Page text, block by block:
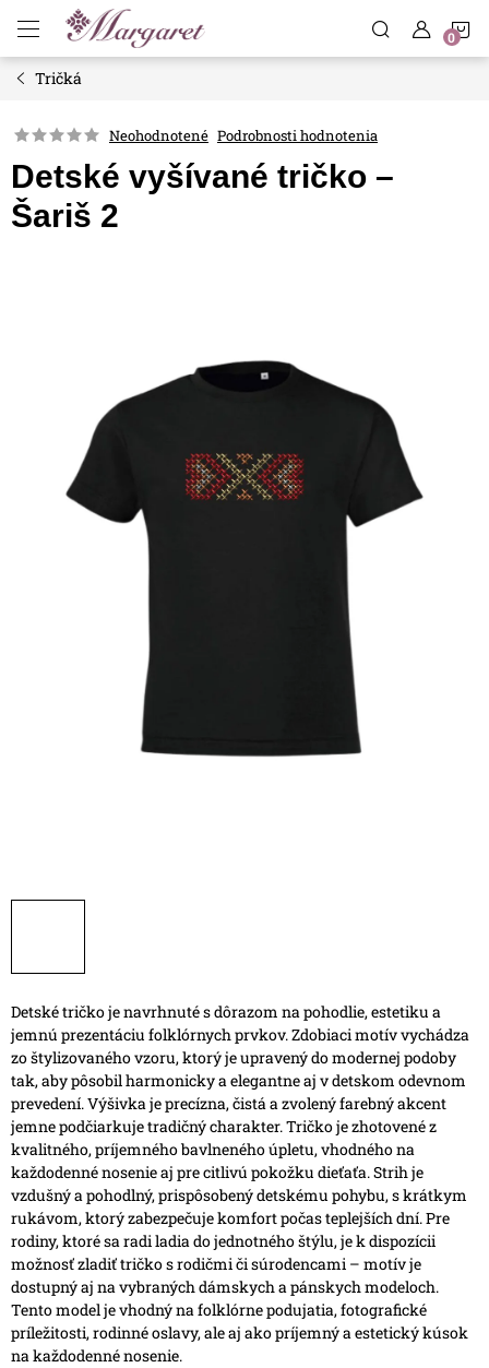
obsah
Tričká
Neohodnotené Podrobnosti hodnotenia
Detské vyšívané tričko –
Šariš 2
Detské tričko je navrhnuté s dôrazom na pohodlie, estetiku a
jemnú prezentáciu folklórnych prvkov. Zdobiaci motív vychádza
zo štylizovaného vzoru, ktorý je upravený do modernej podoby
tak, aby pôsobil harmonicky a elegantne aj v detskom odevnom
prevedení. Výšivka je precízna, čistá a zvolený farebný akcent
jemne podčiarkuje tradičný charakter.Tričko je zhotovené z
kvalitného, príjemného bavlneného úpletu, vhodného na
každodenné nosenie aj pre citlivú pokožku dieťaťa. Strih je
vzdušný a pohodlný, prispôsobený detskému pohybu, s krátkym
rukávom, ktorý zabezpečuje komfort počas teplejších dní.Pre
rodiny, ktoré sa radi ladia do jednotného štýlu, je k dispozícii
možnosť zladiť tričko s rodičmi či súrodencami – motív je
dostupný aj na vybraných dámskych a pánskych modeloch.
Tento model je vhodný na folklórne podujatia, fotografické
príležitosti, rodinné oslavy, ale aj ako príjemný a estetický kúsok
na každodenné nosenie.